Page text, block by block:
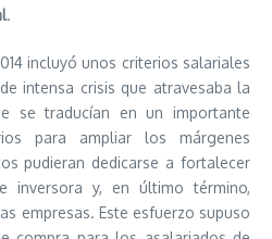
.
incluyó unos criterios salariales
intensa crisis que atravesaba la
se traducían en un importante
para ampliar los márgenes
pudieran dedicarse a fortalecer
inversora y, en último término,
empresas. Este esfuerzo supuso